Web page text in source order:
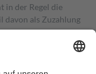
in der Regel die
davon als Zuzahlung
in Höhe von zehn
als die tatsächlichen